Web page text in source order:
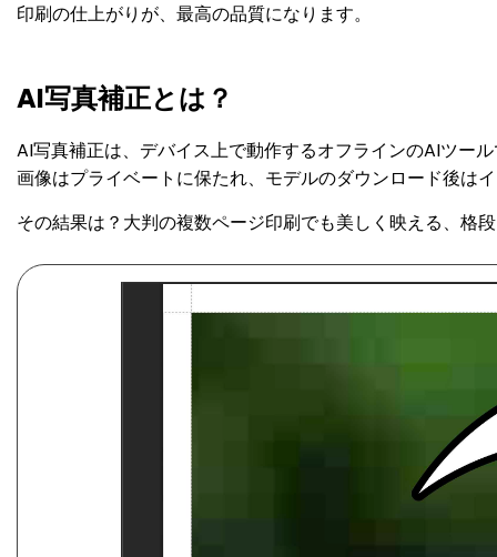
印刷の仕上がりが、最高の品質になります。
AI写真補正とは？
AI写真補正は、デバイス上で動作するオフラインのAIツー
画像はプライベートに保たれ、モデルのダウンロード後は
その結果は？大判の複数ページ印刷でも美しく映える、格